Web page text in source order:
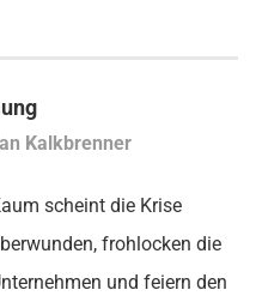
Kalkbrenner
scheint die Krise
frohlocken die
und feiern den